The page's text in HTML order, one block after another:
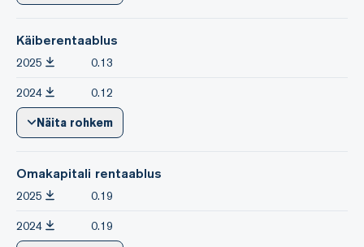
Käiberentaablus
2025 0.13
2024 0.12
Näita rohkem
Omakapitali rentaablus
2025 0.19
2024 0.19